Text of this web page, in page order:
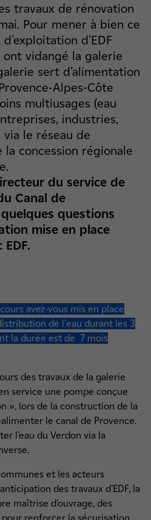
travaux de rénovation
Pour mener à bien ce
d'EDF
vidangé la galerie
sert d’alimentation
Alpes-Côte
multiusages (eau
industries,
le réseau de
concession régionale
du service de
Canal de
questions
mise en place
avez-vous mis en place
de l'eau durant les 3
la durée est de 7 mois
des travaux de la galerie
service une pompe conçue
», lors de la construction de la
le canal de Provence.
l’eau du Verdon via la
et les acteurs
des travaux d’EDF, la
maîtrise d’ouvrage, des